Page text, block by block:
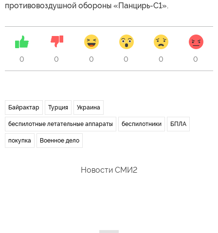
противовоздушной обороны «Панцирь-С1».
0 0 0 0 0 0
Байрактар Турция Украина
беспилотные летательные аппараты беспилотники БПЛА
покупка Военное дело
Новости СМИ2